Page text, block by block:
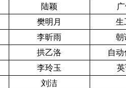
陆颖
樊明月
生
李昕雨
朝
拱乙洛
自动
李玲玉
英
刘洁